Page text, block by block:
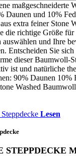
maßgeschneiderte
Daunen und 10%
extra feiner Stone
die richtige Größe für
und Ihre
Entscheiden Sie
dieser Baumwoll-
ist und natürliche
90% Daunen 10%
Washed
Lesen
STEPPDECKE